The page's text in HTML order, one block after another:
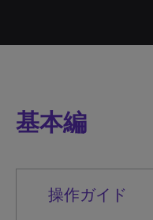
基本編
操作ガイド